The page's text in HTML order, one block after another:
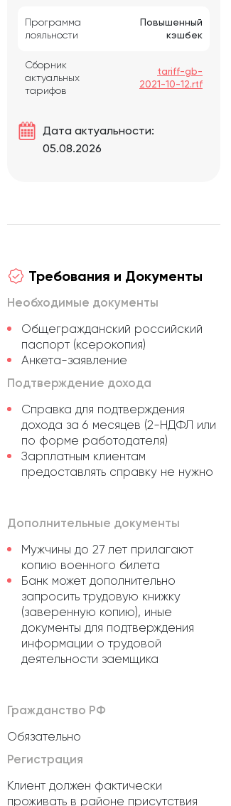
Программа
лояльности
Повышенный
кэшбек
Сборник
актуальных
тарифов
tariff-gb-
2021-10-12.rtf
Дата актуальности:
05.08.2026
Требования и Документы
Необходимые документы
Общегражданский российский
паспорт (ксерокопия)
Анкета-заявление
Подтверждение дохода
Справка для подтверждения
дохода за 6 месяцев (2-НДФЛ или
по форме работодателя)
Зарплатным клиентам
предоставлять справку не нужно
Дополнительные документы
Мужчины до 27 лет прилагают
копию военного билета
Банк может дополнительно
запросить трудовую книжку
(заверенную копию), иные
документы для подтверждения
информации о трудовой
деятельности заемщика
Гражданство РФ
Обязательно
Регистрация
Клиент должен фактически
проживать в районе присутствия